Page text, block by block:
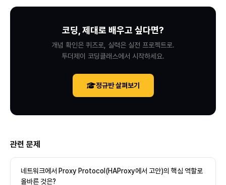
코딩, 제대로 배우고 싶다면?
개념 확인은 퀴즈로, 실력은 실전 프로젝트로.
투더제이 코딩클래스에서 시작하세요.
정규반 살펴보기
관련 문제
네트워크에서 Proxy Protocol(HAProxy에서 고안)의 핵심 역할로
올바른 것은?